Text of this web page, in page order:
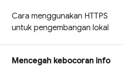
Cara menggunakan HTTPS
untuk pengembangan lokal
Mencegah kebocoran info